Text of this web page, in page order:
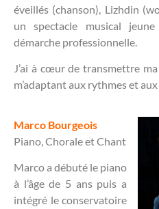
éveillés (chanson), Lizhdin
un spectacle musical
démarche professionnelle.
J’ai à cœur de transmettre
m’adaptant aux rythmes et
Marco Bourgeois
Piano, Chorale et Chant
Marco a débuté le piano
à l’âge de 5 ans puis a
intégré le conservatoire